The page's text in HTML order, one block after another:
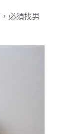
必須找男